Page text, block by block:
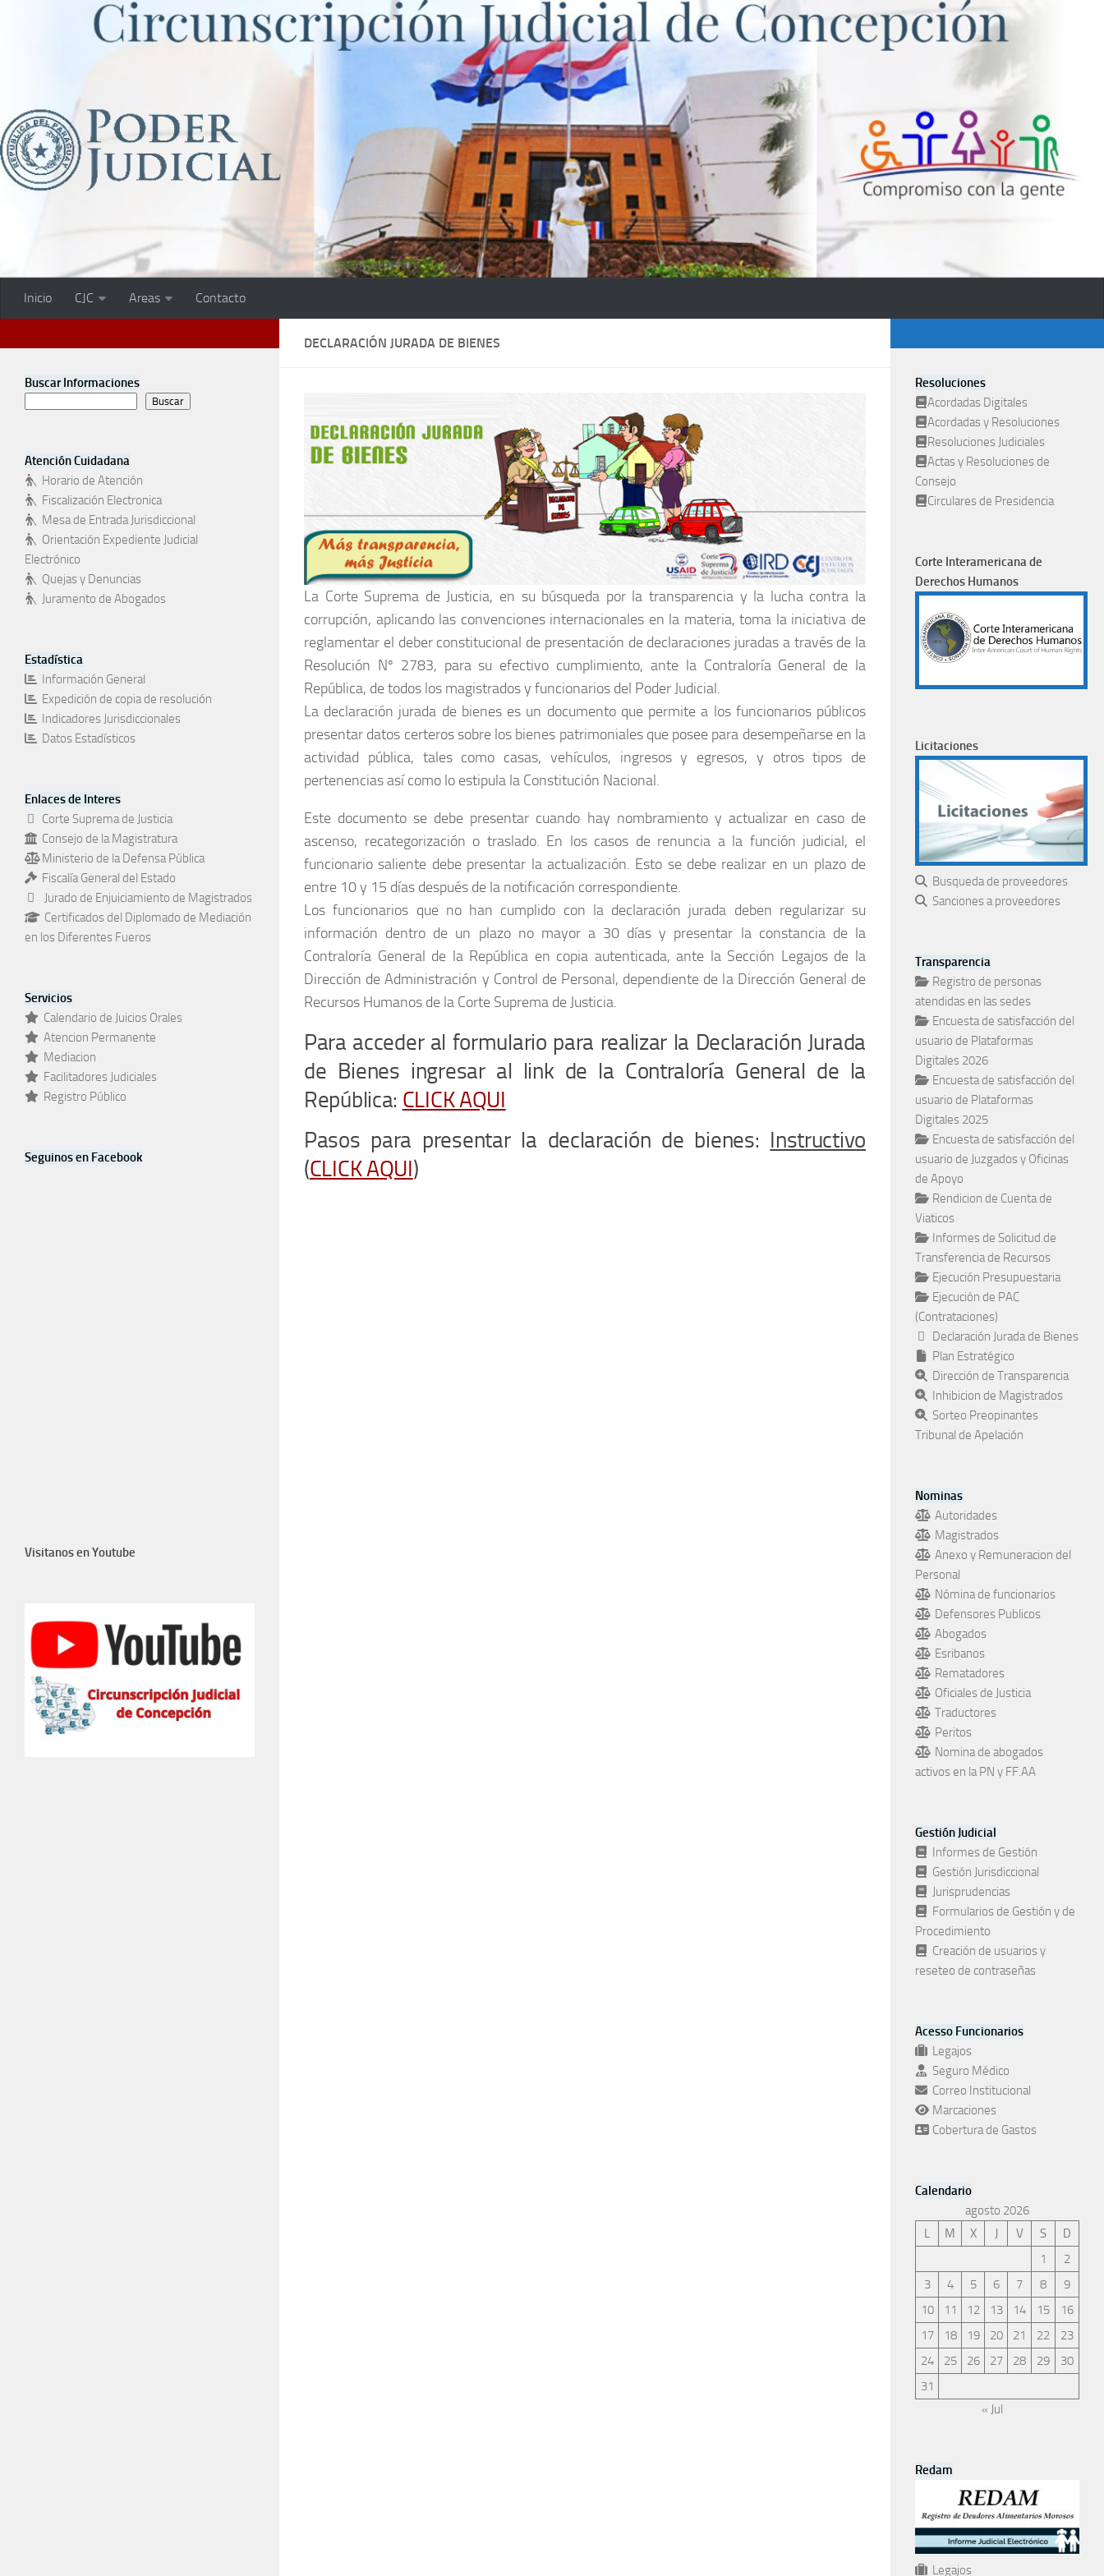
Saltar al contenido
Inicio CJC Areas Contacto
DECLARACIÓN JURADA DE BIENES
La Corte Suprema de Justicia, en su búsqueda por la transparencia y la lucha contra la
corrupción, aplicando las convenciones internacionales en la materia, toma la iniciativa de
reglamentar el deber constitucional de presentación de declaraciones juradas a través de la
Resolución Nº 2783, para su efectivo cumplimiento, ante la Contraloría General de la
República, de todos los magistrados y funcionarios del Poder Judicial.
La declaración jurada de bienes es un documento que permite a los funcionarios públicos
presentar datos certeros sobre los bienes patrimoniales que posee para desempeñarse en la
actividad pública, tales como casas, vehículos, ingresos y egresos, y otros tipos de
pertenencias así como lo estipula la Constitución Nacional.
Este documento se debe presentar cuando hay nombramiento y actualizar en caso de
ascenso, recategorización o traslado. En los casos de renuncia a la función judicial, el
funcionario saliente debe presentar la actualización. Esto se debe realizar en un plazo de
entre 10 y 15 días después de la notificación correspondiente.
Los funcionarios que no han cumplido con la declaración jurada deben regularizar su
información dentro de un plazo no mayor a 30 días y presentar la constancia de la
Contraloría General de la República en copia autenticada, ante la Sección Legajos de la
Dirección de Administración y Control de Personal, dependiente de la Dirección General de
Recursos Humanos de la Corte Suprema de Justicia.
Para acceder al formulario para realizar la Declaración Jurada
de Bienes ingresar al link de la Contraloría General de la
República: CLICK AQUI
Pasos para presentar la declaración de bienes: Instructivo
(CLICK AQUI)
Buscar Informaciones
Buscar
Atención Cuidadana
Horario de Atención
Fiscalización Electronica
Mesa de Entrada Jurisdiccional
Orientación Expediente Judicial
Electrónico
Quejas y Denuncias
Juramento de Abogados
Estadística
Información General
Expedición de copia de resolución
Indicadores Jurisdiccionales
Datos Estadísticos
Enlaces de Interes
Corte Suprema de Justicia
Consejo de la Magistratura
Ministerio de la Defensa Pública
Fiscalía General del Estado
Jurado de Enjuiciamiento de Magistrados
Certificados del Diplomado de Mediación
en los Diferentes Fueros
Servicios
Calendario de Juicios Orales
Atencion Permanente
Mediacion
Facilitadores Judiciales
Registro Público
Seguinos en Facebook
Visitanos en Youtube
Resoluciones
Acordadas Digitales
Acordadas y Resoluciones
Resoluciones Judiciales
Actas y Resoluciones de
Consejo
Circulares de Presidencia
Corte Interamericana de
Derechos Humanos
Licitaciones
Busqueda de proveedores
Sanciones a proveedores
Transparencia
Registro de personas
atendidas en las sedes
Encuesta de satisfacción del
usuario de Plataformas
Digitales 2026
Encuesta de satisfacción del
usuario de Plataformas
Digitales 2025
Encuesta de satisfacción del
usuario de Juzgados y Oficinas
de Apoyo
Rendicion de Cuenta de
Viaticos
Informes de Solicitud de
Transferencia de Recursos
Ejecución Presupuestaria
Ejecución de PAC
(Contrataciones)
Declaración Jurada de Bienes
Plan Estratégico
Dirección de Transparencia
Inhibicion de Magistrados
Sorteo Preopinantes
Tribunal de Apelación
Nominas
Autoridades
Magistrados
Anexo y Remuneracion del
Personal
Nómina de funcionarios
Defensores Publicos
Abogados
Esribanos
Rematadores
Oficiales de Justicia
Traductores
Peritos
Nomina de abogados
activos en la PN y FF.AA
Gestión Judicial
Informes de Gestión
Gestión Jurisdiccional
Jurisprudencias
Formularios de Gestión y de
Procedimiento
Creación de usuarios y
reseteo de contraseñas
Acesso Funcionarios
Legajos
Seguro Médico
Correo Institucional
Marcaciones
Cobertura de Gastos
Calendario
agosto 2026
L
M X J V S
D
1
2
3
4 5 6 7 8
9
10
11 12 13 14 15
16
17
18 19 20 21 22
23
24
25 26 27 28 29
30
31
« Jul
Redam
Legajos